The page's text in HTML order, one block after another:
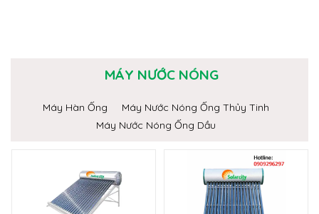
MÁY NƯỚC NÓNG
Máy Hàn Ống
Máy Nước Nóng Ống Thủy Tinh
Máy Nước Nóng Ống Dầu